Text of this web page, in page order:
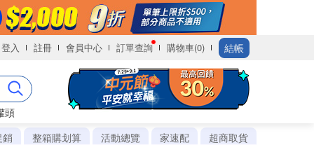
登入 註冊 會員中心 訂單查詢 購物車(0) 結帳
頭
銷
整箱購划算 活動總覽 家速配
超商取貨